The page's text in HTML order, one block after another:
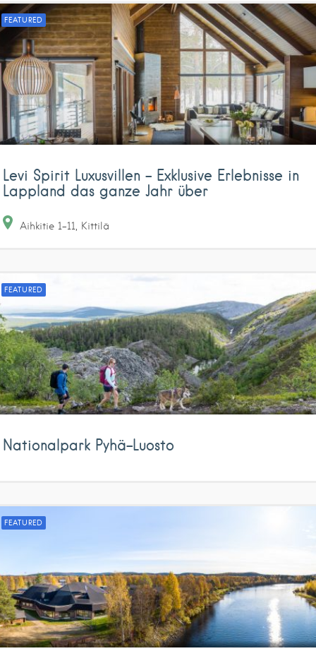
FEATURED
Levi Spirit Luxusvillen – Exklusive Erlebnisse in
Lappland das ganze Jahr über
Aihkitie 1-11 Kittilä
FEATURED
Nationalpark Pyhä-Luosto
FEATURED